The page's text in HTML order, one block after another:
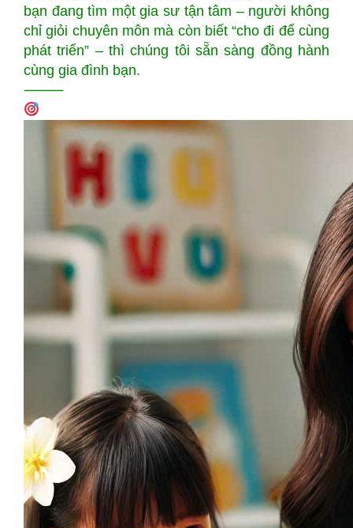
bạn đang tìm một gia sư tận tâm – người không
chỉ giỏi chuyên môn mà còn biết “cho đi để cùng
phát triển” – thì chúng tôi sẵn sàng đồng hành
cùng gia đình bạn.
⸻